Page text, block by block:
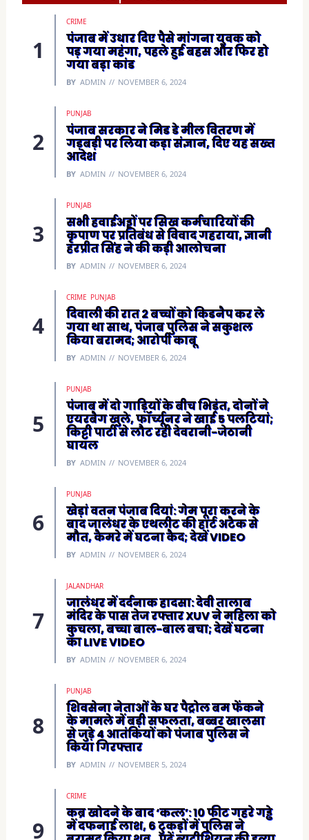
s
e
w
CRIME
पंजाब में उधार दिए पैसे मांगना युवक को
पड़ गया महंगा, पहले हुई बहस और फिर हो
गया बड़ा कांड
BY ADMIN NOVEMBER 6, 2024
PUNJAB
पंजाब सरकार ने मिड डे मील वितरण में
गड़बड़ी पर लिया कड़ा संज्ञान, दिए यह सख्त
आदेश
BY ADMIN NOVEMBER 6, 2024
PUNJAB
सभी हवाईअड्डों पर सिख कर्मचारियों की
कृपाण पर प्रतिबंध से विवाद गहराया, ज्ञानी
हरप्रीत सिंह ने की कड़ी आलोचना
BY ADMIN NOVEMBER 6, 2024
CRIME PUNJAB
दिवाली की रात 2 बच्चों को किडनैप कर ले
गया था साथ, पंजाब पुलिस ने सकुशल
किया बरामद; आरोपी काबू
BY ADMIN NOVEMBER 6, 2024
PUNJAB
पंजाब में दो गाड़ियों के बीच भिड़ंत, दोनों ने
एयरबैग खुले, फॉर्च्यूनर ने खाई 5 पलटियां;
किट्टी पार्टी से लौट रही देवरानी-जेठानी
घायल
BY ADMIN NOVEMBER 6, 2024
PUNJAB
खेड़ां वतन पंजाब दियां: गेम पूरा करने के
बाद जालंधर के एथलीट की हार्ट अटैक से
मौत, कैमरे में घटना कैद; देखें VIDEO
BY ADMIN NOVEMBER 6, 2024
JALANDHAR
जालंधर में दर्दनाक हादसा: देवी तालाब
मंदिर के पास तेज रफ्तार XUV ने महिला को
कुचला, बच्चा बाल-बाल बचा; देखें घटना
का LIVE VIDEO
BY ADMIN NOVEMBER 6, 2024
PUNJAB
शिवसेना नेताओं के घर पैट्रोल बम फेंकने
के मामले में बड़ी सफलता, बब्बर खालसा
से जुड़े 4 आतंकियों को पंजाब पुलिस ने
किया गिरफ्तार
BY ADMIN NOVEMBER 5, 2024
CRIME
कब्र खोदने के बाद ‘कत्ल’: 10 फीट गहरे गड्ढे
में दफनाई लाश, 6 टुकड़ों में पुलिस ने